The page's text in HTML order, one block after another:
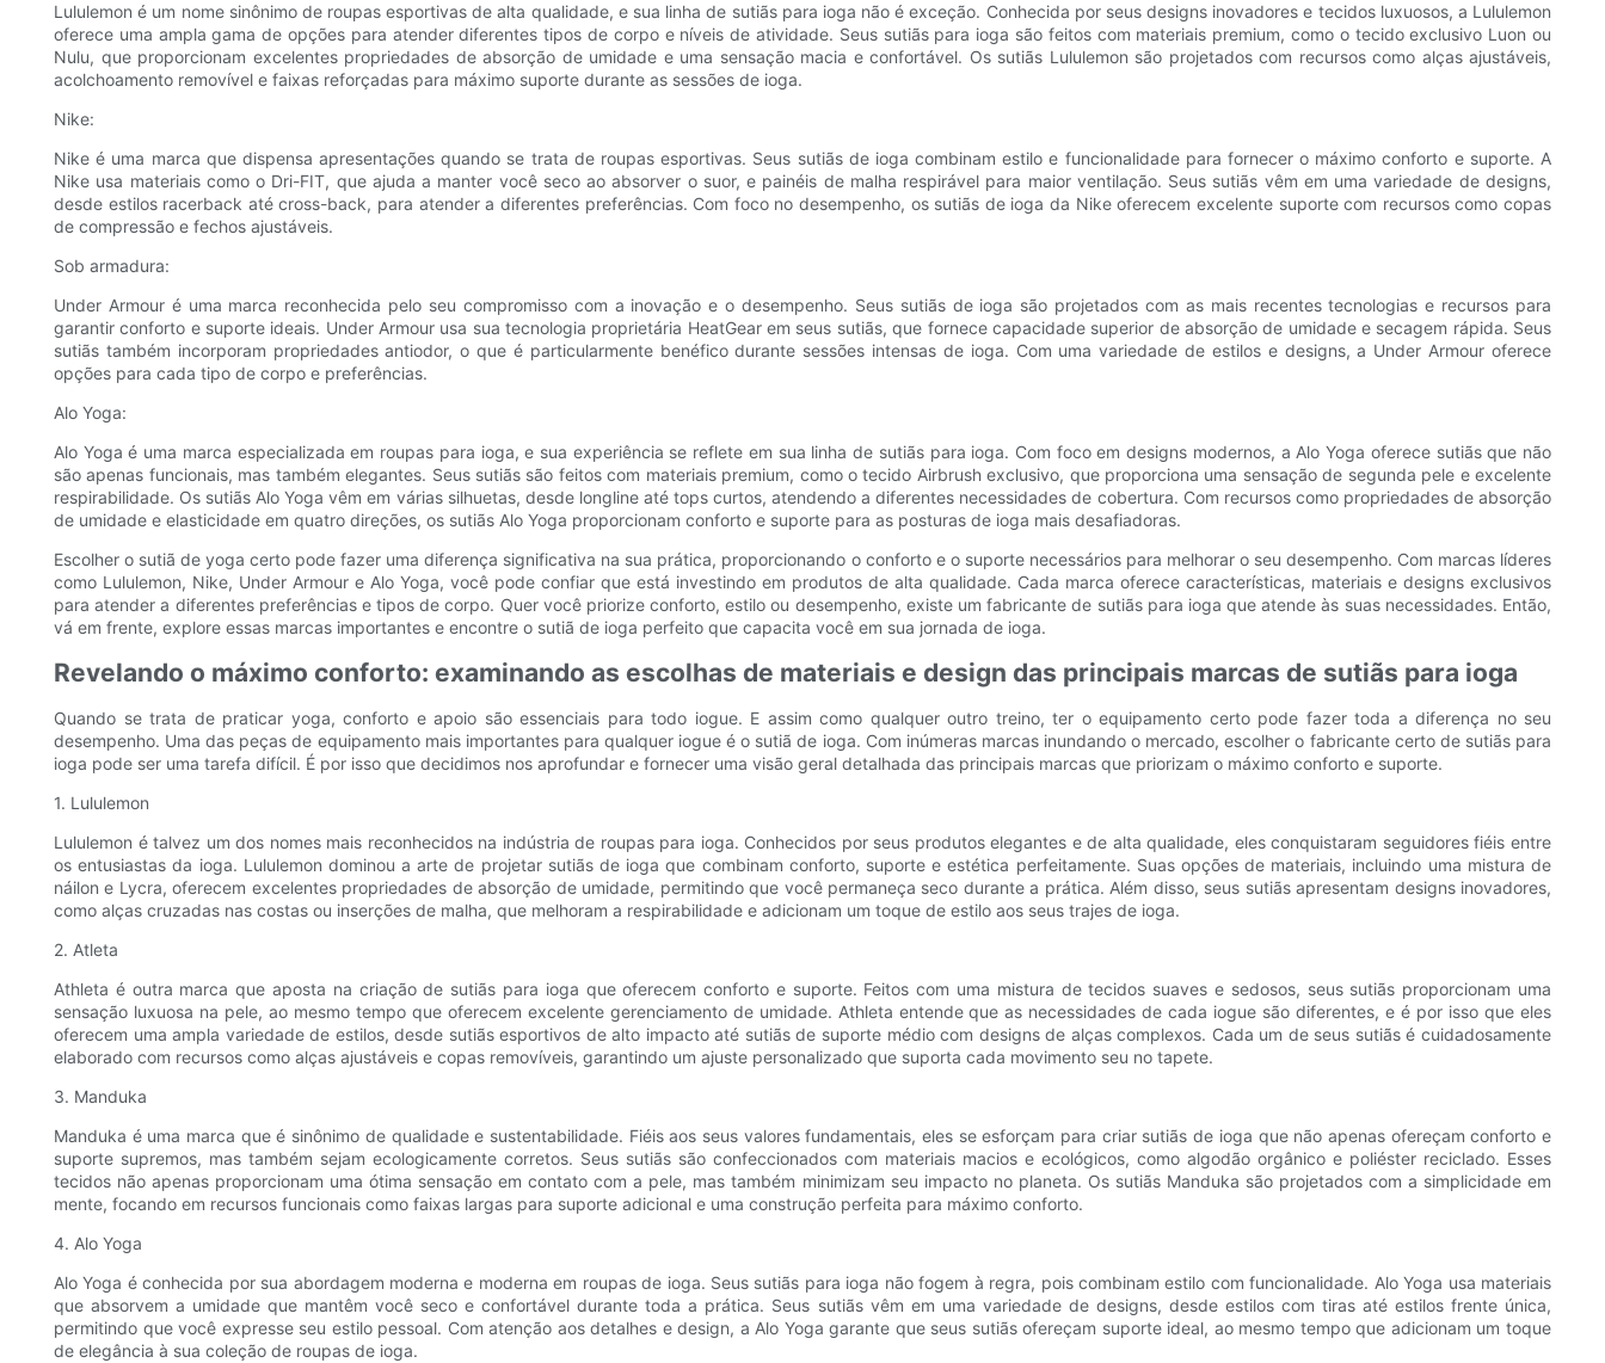
Lululemon é um nome sinônimo de roupas esportivas de alta qualidade, e sua linha de sutiãs para ioga não é exceção. Conhecida por seus designs inovadores e tecidos luxuosos, a Lululemon
oferece uma ampla gama de opções para atender diferentes tipos de corpo e níveis de atividade. Seus sutiãs para ioga são feitos com materiais premium, como o tecido exclusivo Luon ou
Nulu, que proporcionam excelentes propriedades de absorção de umidade e uma sensação macia e confortável. Os sutiãs Lululemon são projetados com recursos como alças ajustáveis,
acolchoamento removível e faixas reforçadas para máximo suporte durante as sessões de ioga.
Nike:
Nike é uma marca que dispensa apresentações quando se trata de roupas esportivas. Seus sutiãs de ioga combinam estilo e funcionalidade para fornecer o máximo conforto e suporte. A
Nike usa materiais como o Dri-FIT, que ajuda a manter você seco ao absorver o suor, e painéis de malha respirável para maior ventilação. Seus sutiãs vêm em uma variedade de designs,
desde estilos racerback até cross-back, para atender a diferentes preferências. Com foco no desempenho, os sutiãs de ioga da Nike oferecem excelente suporte com recursos como copas
de compressão e fechos ajustáveis.
Sob armadura:
Under Armour é uma marca reconhecida pelo seu compromisso com a inovação e o desempenho. Seus sutiãs de ioga são projetados com as mais recentes tecnologias e recursos para
garantir conforto e suporte ideais. Under Armour usa sua tecnologia proprietária HeatGear em seus sutiãs, que fornece capacidade superior de absorção de umidade e secagem rápida. Seus
sutiãs também incorporam propriedades antiodor, o que é particularmente benéfico durante sessões intensas de ioga. Com uma variedade de estilos e designs, a Under Armour oferece
opções para cada tipo de corpo e preferências.
Alo Yoga:
Alo Yoga é uma marca especializada em roupas para ioga, e sua experiência se reflete em sua linha de sutiãs para ioga. Com foco em designs modernos, a Alo Yoga oferece sutiãs que não
são apenas funcionais, mas também elegantes. Seus sutiãs são feitos com materiais premium, como o tecido Airbrush exclusivo, que proporciona uma sensação de segunda pele e excelente
respirabilidade. Os sutiãs Alo Yoga vêm em várias silhuetas, desde longline até tops curtos, atendendo a diferentes necessidades de cobertura. Com recursos como propriedades de absorção
de umidade e elasticidade em quatro direções, os sutiãs Alo Yoga proporcionam conforto e suporte para as posturas de ioga mais desafiadoras.
Escolher o sutiã de yoga certo pode fazer uma diferença significativa na sua prática, proporcionando o conforto e o suporte necessários para melhorar o seu desempenho. Com marcas líderes
como Lululemon, Nike, Under Armour e Alo Yoga, você pode confiar que está investindo em produtos de alta qualidade. Cada marca oferece características, materiais e designs exclusivos
para atender a diferentes preferências e tipos de corpo. Quer você priorize conforto, estilo ou desempenho, existe um fabricante de sutiãs para ioga que atende às suas necessidades. Então,
vá em frente, explore essas marcas importantes e encontre o sutiã de ioga perfeito que capacita você em sua jornada de ioga.
Revelando o máximo conforto: examinando as escolhas de materiais e design das principais marcas de sutiãs para ioga
Quando se trata de praticar yoga, conforto e apoio são essenciais para todo iogue. E assim como qualquer outro treino, ter o equipamento certo pode fazer toda a diferença no seu
desempenho. Uma das peças de equipamento mais importantes para qualquer iogue é o sutiã de ioga. Com inúmeras marcas inundando o mercado, escolher o fabricante certo de sutiãs para
ioga pode ser uma tarefa difícil. É por isso que decidimos nos aprofundar e fornecer uma visão geral detalhada das principais marcas que priorizam o máximo conforto e suporte.
1. Lululemon
Lululemon é talvez um dos nomes mais reconhecidos na indústria de roupas para ioga. Conhecidos por seus produtos elegantes e de alta qualidade, eles conquistaram seguidores fiéis entre
os entusiastas da ioga. Lululemon dominou a arte de projetar sutiãs de ioga que combinam conforto, suporte e estética perfeitamente. Suas opções de materiais, incluindo uma mistura de
náilon e Lycra, oferecem excelentes propriedades de absorção de umidade, permitindo que você permaneça seco durante a prática. Além disso, seus sutiãs apresentam designs inovadores,
como alças cruzadas nas costas ou inserções de malha, que melhoram a respirabilidade e adicionam um toque de estilo aos seus trajes de ioga.
2. Atleta
Athleta é outra marca que aposta na criação de sutiãs para ioga que oferecem conforto e suporte. Feitos com uma mistura de tecidos suaves e sedosos, seus sutiãs proporcionam uma
sensação luxuosa na pele, ao mesmo tempo que oferecem excelente gerenciamento de umidade. Athleta entende que as necessidades de cada iogue são diferentes, e é por isso que eles
oferecem uma ampla variedade de estilos, desde sutiãs esportivos de alto impacto até sutiãs de suporte médio com designs de alças complexos. Cada um de seus sutiãs é cuidadosamente
elaborado com recursos como alças ajustáveis ​​e copas removíveis, garantindo um ajuste personalizado que suporta cada movimento seu no tapete.
3. Manduka
Manduka é uma marca que é sinônimo de qualidade e sustentabilidade. Fiéis aos seus valores fundamentais, eles se esforçam para criar sutiãs de ioga que não apenas ofereçam conforto e
suporte supremos, mas também sejam ecologicamente corretos. Seus sutiãs são confeccionados com materiais macios e ecológicos, como algodão orgânico e poliéster reciclado. Esses
tecidos não apenas proporcionam uma ótima sensação em contato com a pele, mas também minimizam seu impacto no planeta. Os sutiãs Manduka são projetados com a simplicidade em
mente, focando em recursos funcionais como faixas largas para suporte adicional e uma construção perfeita para máximo conforto.
4. Alo Yoga
Alo Yoga é conhecida por sua abordagem moderna e moderna em roupas de ioga. Seus sutiãs para ioga não fogem à regra, pois combinam estilo com funcionalidade. Alo Yoga usa materiais
que absorvem a umidade que mantêm você seco e confortável durante toda a prática. Seus sutiãs vêm em uma variedade de designs, desde estilos com tiras até estilos frente única,
permitindo que você expresse seu estilo pessoal. Com atenção aos detalhes e design, a Alo Yoga garante que seus sutiãs ofereçam suporte ideal, ao mesmo tempo que adicionam um toque
de elegância à sua coleção de roupas de ioga.